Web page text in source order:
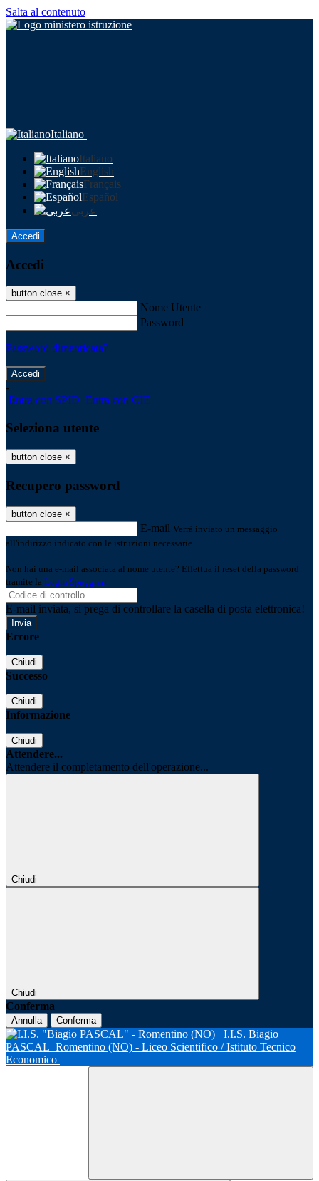
Salta al contenuto
Italiano
Italiano
English
Français
Español
عربى
Accedi
Accedi
button close ×
Nome Utente
Password
Password dimenticata?
-
Entra con SPID Entra con CIE
Seleziona utente
button close ×
Recupero password
button close ×
E-mail Verrà inviato un messaggio
all'indirizzo indicato con le istruzioni necessarie.
Non hai una e-mail associata al nome utente? Effettua il reset della password
tramite la Login Spaggiari
E-mail inviata, si prega di controllare la casella di posta elettronica!
Errore
Chiudi
Successo
Chiudi
Informazione
Chiudi
Attendere...
Attendere il completamento dell'operazione...
Chiudi
Chiudi
Conferma
Annulla Conferma
I.I.S. Biagio
PASCAL Romentino (NO) - Liceo Scientifico / Istituto Tecnico
Economico